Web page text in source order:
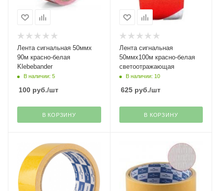
Лента сигнальная 50ммх
90м красно-белая
Klebebander
В наличии: 5
100 руб./шт
В КОРЗИНУ
Лента сигнальная
50ммх100м красно-белая
светоотражающая
В наличии: 10
625руб./шт
В КОРЗИНУ